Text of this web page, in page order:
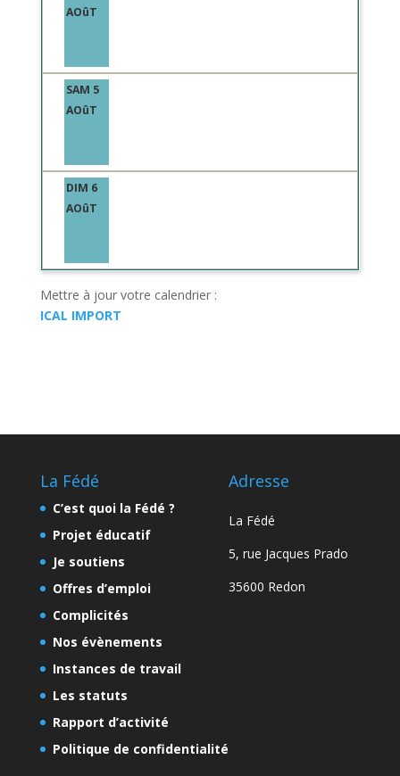
AOûT
SAM 5
AOûT
DIM 6
AOûT
Mettre à jour votre calendrier :
ICAL IMPORT
La Fédé
C’est quoi la Fédé ?
Projet éducatif
Je soutiens
Offres d’emploi
Complicités
Nos évènements
Instances de travail
Les statuts
Rapport d’activité
Politique de confidentialité
Adresse
La Fédé
5, rue Jacques Prado
35600 Redon